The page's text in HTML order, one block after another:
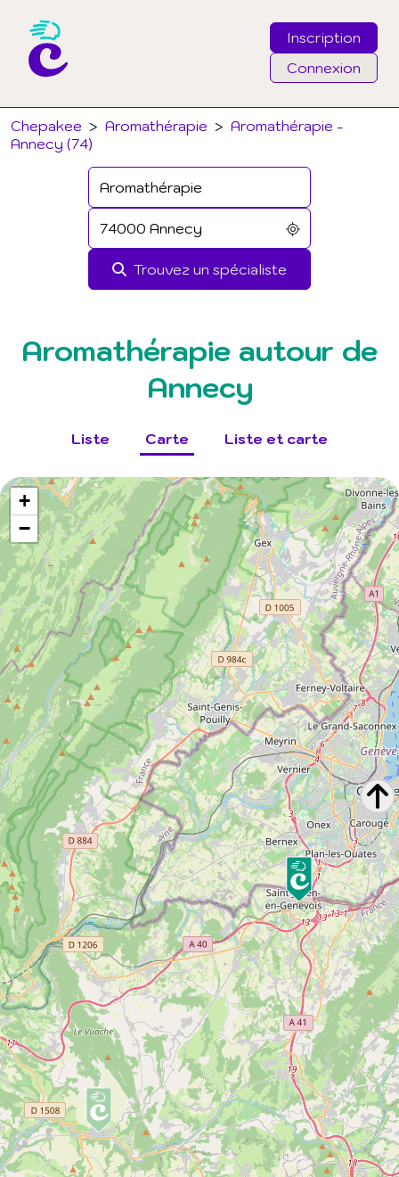
Inscription
Connexion
Chepakee > Aromathérapie > Aromathérapie -
Annecy (74)
Trouvez un spécialiste
Email
Mot de passe
J'ai oublié mon mot de passe
Connexion
Aromathérapie autour de
Annecy
Liste Carte Liste et carte
+
−